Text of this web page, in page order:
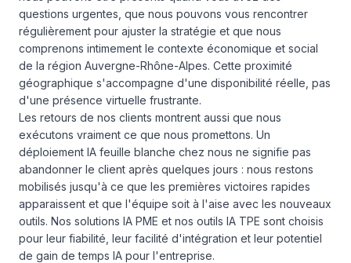
questions urgentes, que nous pouvons vous rencontrer
régulièrement pour ajuster la stratégie et que nous
comprenons intimement le contexte économique et social
de la région Auvergne-Rhône-Alpes. Cette proximité
géographique s'accompagne d'une disponibilité réelle, pas
d'une présence virtuelle frustrante.
Les retours de nos clients montrent aussi que nous
exécutons vraiment ce que nous promettons. Un
déploiement IA feuille blanche chez nous ne signifie pas
abandonner le client après quelques jours : nous restons
mobilisés jusqu'à ce que les premières victoires rapides
apparaissent et que l'équipe soit à l'aise avec les nouveaux
outils. Nos solutions IA PME et nos outils IA TPE sont choisis
pour leur fiabilité, leur facilité d'intégration et leur potentiel
de gain de temps IA pour l'entreprise.